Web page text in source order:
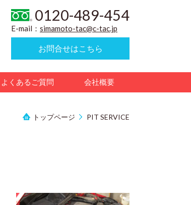
0120-489-454
E-mail： simamoto-tac@c-tac.jp
お問合せはこちら
よくあるご質問 会社概要
トップページ PIT SERVICE